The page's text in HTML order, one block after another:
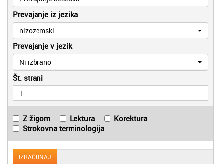
Prevajanje iz jezika
nizozemski
Prevajanje v jezik
Ni izbrano
Št. strani
Z žigom Lektura
Korektura
Strokovna terminologija
IZRAČUNAJ